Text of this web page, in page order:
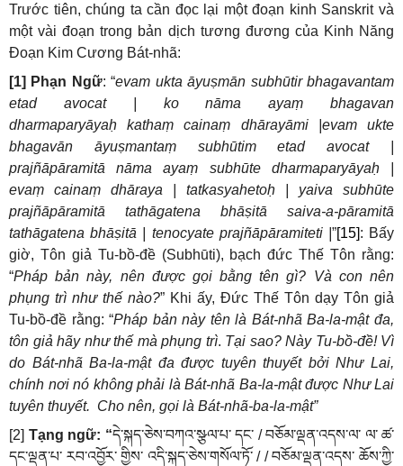
Trước tiên, chúng ta cần đọc lại một đoạn kinh Sanskrit và
một vài đoạn trong bản dịch tương đương của Kinh Năng
Đoạn Kim Cương Bát-nhã:
[1] Phạn Ngữ: “evam ukta āyuṣmān subhūtir bhagavantam
etad avocat | ko nāma ayaṃ
bhagavan
dharmaparyāyaḥ
kathaṃ cainaṃ
dhārayāmi |evam ukte
bhagavān āyuṣmantaṃ
subhūtim etad avocat |
prajñāpāramitā nāma ayaṃ
subhūte dharmaparyāyaḥ
evaṃ
cainaṃ dhāraya | tatkasyahetoḥ
| yaiva subhūte
prajñāpāramitā tathāgatena bhāṣitā saiva-a-pāramitā
tathāgatena bhāṣitā | tenocyate prajñāpāramiteti | ”[15]: Bấy
giờ, Tôn giả Tu-bồ-đề (Subhūti), bạch đức Thế Tôn rằng:
“Pháp bản này, nên được gọi bằng tên gì? Và con nên
phụng trì như thế nào?” Khi ấy, Đức Thế Tôn dạy Tôn giả
Tu-bồ-đề rằng: “Pháp bản này tên là Bát-nhã Ba-la-mật đa,
tôn giả hãy như thế mà phụng trì. Tại sao? Này Tu-bồ-đề! Vì
do Bát-nhã Ba-la-mật đa được tuyên thuyết bởi Như Lai,
chính nơi nó không phải là Bát-nhã Ba-la-mật được Như Lai
tuyên thuyết. Cho nên, gọi là Bát-nhã-ba-la-mật”
[2] Tạng ngữ: “དེ་སྐད་ཅེས་བཀའ་སྩལ་པ་ དང་ /བཅོམ་ལྡན་འདས་ལ་ ལ་ ཚ་
དང་ལྡན་པ་ རབ་འབྱོར་ གྱིས་ འདི་སྐད་ཅེས་གསོལ་ཏོ་/ /བཅོམ་ལྡན་འདས་ ཆོས་ཀྱི་